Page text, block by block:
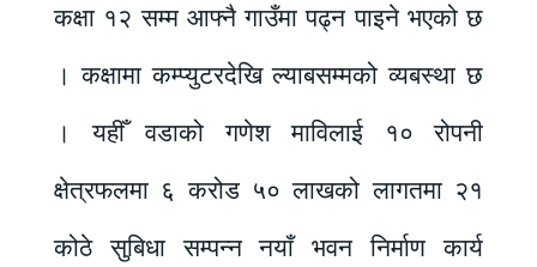
कक्षा १२ सम्म आफ्नै गाउँमा पढ्न पाइने भएको छ
। कक्षामा कम्प्युटरदेखि ल्याबसम्मको व्यबस्था छ
। यहीँ वडाको गणेश माविलाई १० रोपनी
क्षेत्रफलमा ६ करोड ५० लाखको लागतमा २१
कोठे सुबिधा सम्पन्न नयाँ भवन निर्माण कार्य